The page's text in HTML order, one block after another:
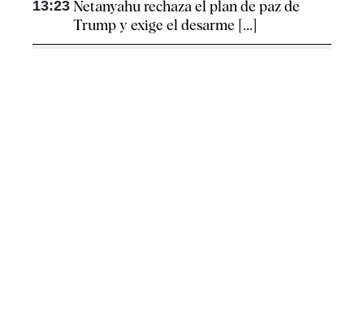
13:23 Netanyahu rechaza el plan de paz de
Trump y exige el desarme [...]